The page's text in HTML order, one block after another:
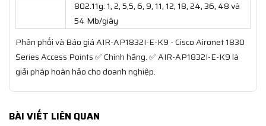
802.11g: 1, 2, 5,5, 6, 9, 11, 12, 18, 24, 36, 48 và
54 Mb/giây
Phân phối và Báo giá AIR-AP1832I-E-K9 - Cisco Aironet 1830
Series Access Points ✅ Chính hãng. ✅ AIR-AP1832I-E-K9 là
giải pháp hoàn hảo cho doanh nghiệp.
BÀI VIẾT LIÊN QUAN